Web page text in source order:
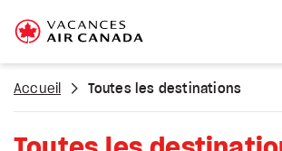
Accueil Toutes les destinations